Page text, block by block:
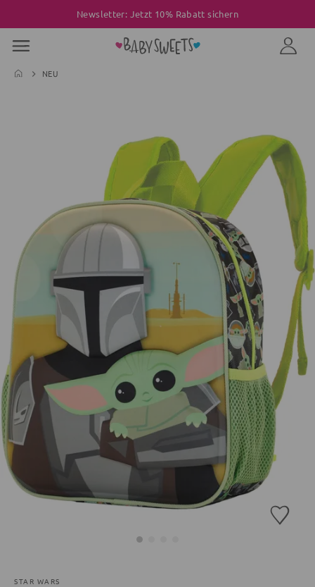
Newsletter: Jetzt 10% Rabatt sichern
NEU
STAR WARS